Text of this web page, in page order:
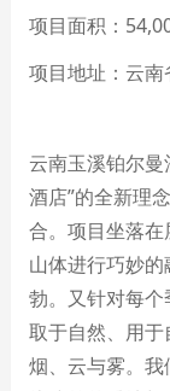
项目面积 ：
项目地址：云
云南玉溪铂尔
酒店”的全新理
合。项目坐落
山体进行巧妙
勃。又针对每
取于自然、用
烟、云与雾。